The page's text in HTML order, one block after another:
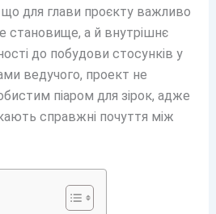
для глави проєкту важливо
становище, а й внутрішнє
до побудови стосунків у
ведучого, проект не
піаром для зірок, адже
справжні почуття між